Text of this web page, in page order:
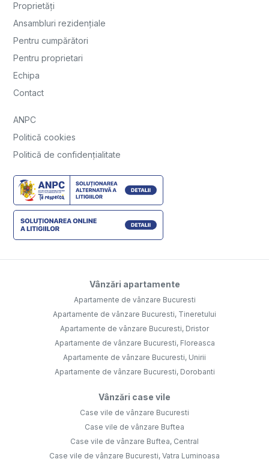
Proprietăți
Ansambluri rezidențiale
Pentru cumpărători
Pentru proprietari
Echipa
Contact
ANPC
Politică cookies
Politică de confidențialitate
Vânzări apartamente
Apartamente de vânzare Bucuresti
Apartamente de vânzare Bucuresti, Tineretului
Apartamente de vânzare Bucuresti, Dristor
Apartamente de vânzare Bucuresti, Floreasca
Apartamente de vânzare Bucuresti, Unirii
Apartamente de vânzare Bucuresti, Dorobanti
Vânzări case vile
Case vile de vânzare Bucuresti
Case vile de vânzare Buftea
Case vile de vânzare Buftea, Central
Case vile de vânzare Bucuresti, Vatra Luminoasa